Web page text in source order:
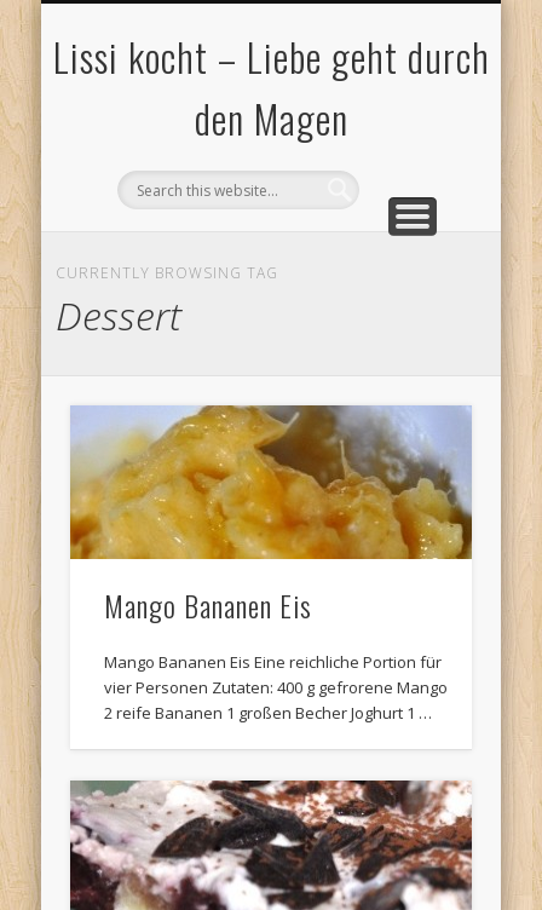
Lissi kocht – Liebe geht durch
den Magen
CURRENTLY BROWSING TAG
Dessert
Mango Bananen Eis
Mango Bananen Eis Eine reichliche Portion für
vier Personen Zutaten: 400 g gefrorene Mango
2 reife Bananen 1 großen Becher Joghurt 1 …